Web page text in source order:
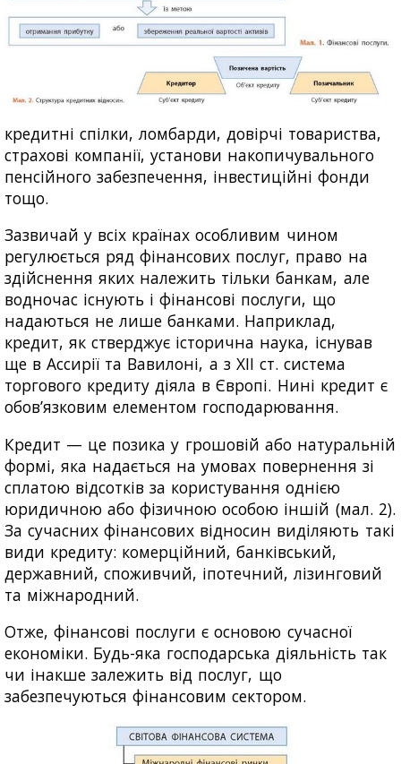
кредитні спілки, ломбарди, довірчі товариства,
страхові компанії, установи накопичувального
пенсійного забезпечення, інвестиційні фонди
тощо.
Зазвичай у всіх країнах особливим чином
регулюється ряд фінансових послуг, право на
здійснення яких належить тільки банкам, але
водночас існують і фінансові послуги, що
надаються не лише банками. Наприклад,
кредит, як стверджує історична наука, існував
ще в Ассирії та Вавилоні, а з XII ст. система
торгового кредиту діяла в Європі. Нині кредит є
обов’язковим елементом господарювання.
Кредит — це позика у грошовій або натуральній
формі, яка надається на умовах повернення зі
сплатою відсотків за користування однією
юридичною або фізичною особою іншій (мал. 2).
За сучасних фінансових відносин виділяють такі
види кредиту: комерційний, банківський,
державний, споживчий, іпотечний, лізинговий
та міжнародний.
Отже, фінансові послуги є основою сучасної
економіки. Будь-яка господарська діяльність так
чи інакше залежить від послуг, що
забезпечуються фінансовим сектором.